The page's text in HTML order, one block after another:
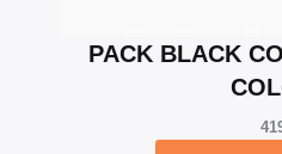
PACK BLACK